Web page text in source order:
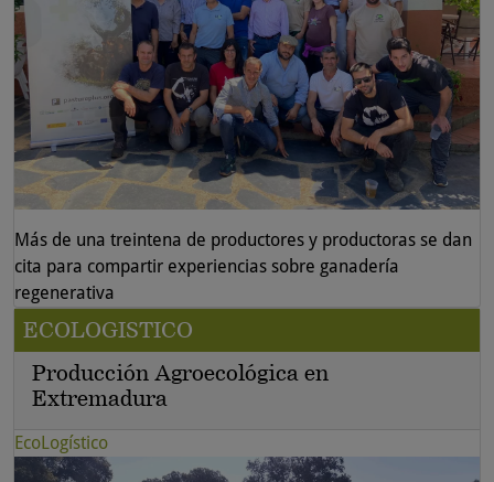
Más de una treintena de productores y productoras se dan
cita para compartir experiencias sobre ganadería
regenerativa
ECOLOGISTICO
Producción Agroecológica en
Extremadura
EcoLogístico